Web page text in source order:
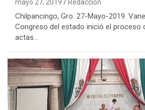
mayo 27, 2019 Redacción
Chilpancingo, Gro. 27-Mayo-2019.
Congreso del estado inició el proceso
actas…